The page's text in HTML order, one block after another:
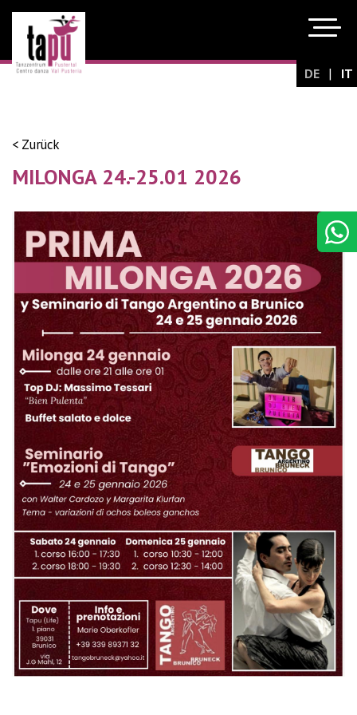
DE | IT
< Zurück
MILONGA 24.-25.01 2026